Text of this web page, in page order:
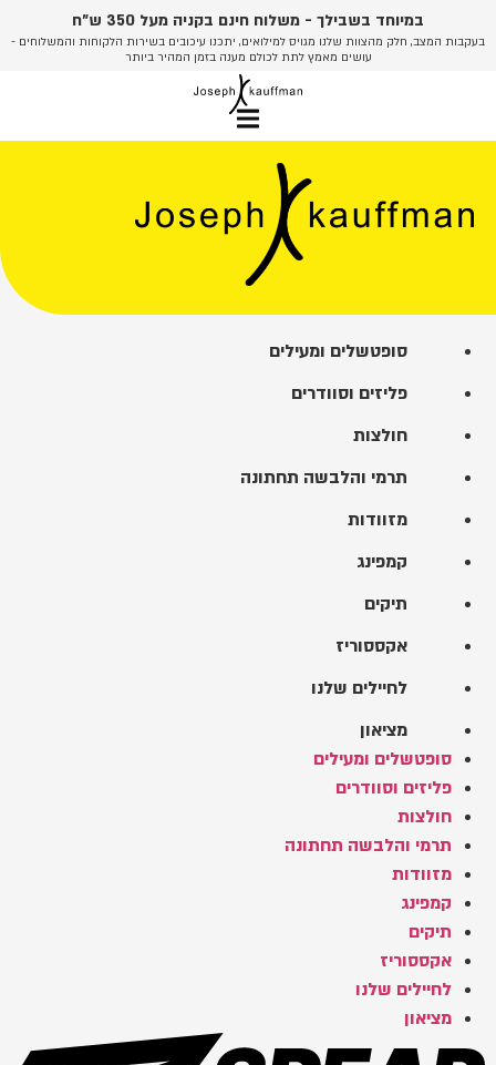
לתוכן
במיוחד בשבילך - משלוח חינם בקניה מעל 350 ש"ח
בעקבות המצב, חלק מהצוות שלנו מגויס למילואים, יתכנו עיכובים בשירות הלקוחות והמשלוחים -
עושים מאמץ לתת לכולם מענה בזמן המהיר ביותר
סופטשלים ומעילים
פליזים וסוודרים
חולצות
תרמי והלבשה תחתונה
מזוודות
קמפינג
תיקים
אקססוריז
לחיילים שלנו
מציאון
סופטשלים ומעילים
פליזים וסוודרים
חולצות
תרמי והלבשה תחתונה
מזוודות
קמפינג
תיקים
אקססוריז
לחיילים שלנו
מציאון